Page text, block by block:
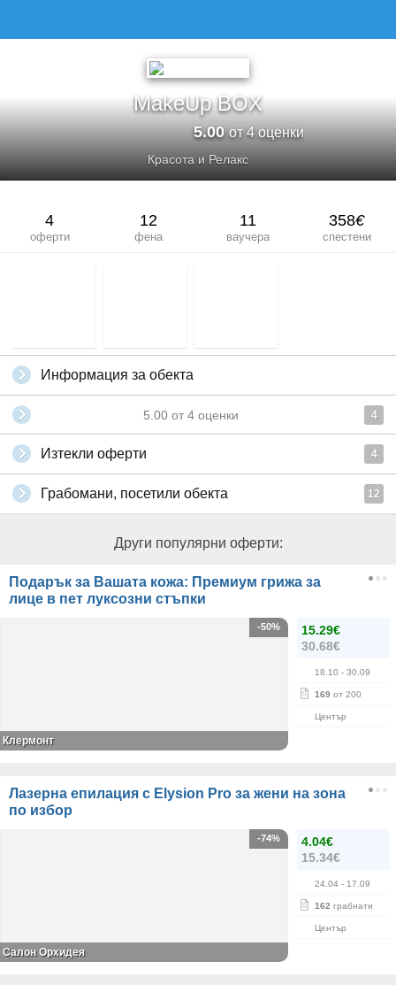
MakeUp BOX
5.00от 4 оценки
Красота и Релакс
4
оферти
12
фена
11
ваучера
358€
спестени
Информация за обекта
5.00 от 4 оценки 4
Изтекли оферти 4
Грабомани, посетили обекта 12
Други популярни оферти:
Подарък за Вашата кожа: Премиум грижа за
лице в пет луксозни стъпки
15.29€
30.68€
18.10 - 30.09
169 от 200
Център
-50%
Клермонт
Лазерна епилация с Elysion Pro за жени на зона
по избор
4.04€
15.34€
24.04 - 17.09
162 грабнати
Център
-74%
Салон Орхидея